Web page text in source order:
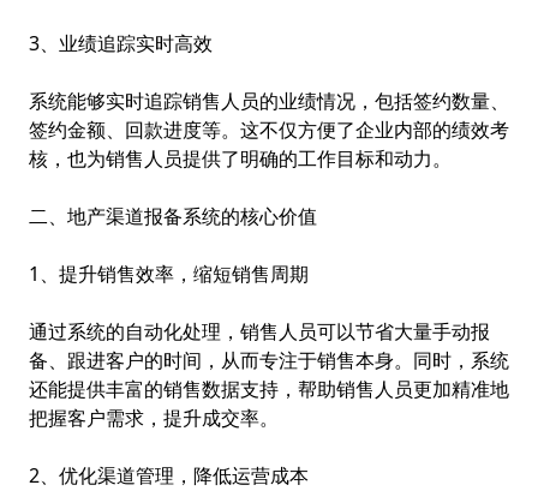
3、业绩追踪实时高效
系统能够实时追踪销售人员的业绩情况，包括签约数量、
签约金额、回款进度等。这不仅方便了企业内部的绩效考
核，也为销售人员提供了明确的工作目标和动力。
二、地产渠道报备系统的核心价值
1、提升销售效率，缩短销售周期
通过系统的自动化处理，销售人员可以节省大量手动报
备、跟进客户的时间，从而专注于销售本身。同时，系统
还能提供丰富的销售数据支持，帮助销售人员更加精准地
把握客户需求，提升成交率。
2、优化渠道管理，降低运营成本